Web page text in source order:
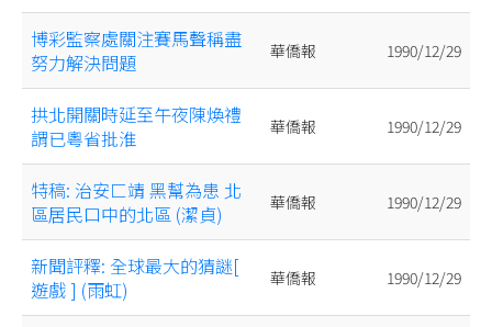
博彩監察處關注賽馬聲稱盡
努力解決問題
華僑報 1990/12/29
拱北開關時延至午夜陳煥禮
謂已粵省批淮
華僑報 1990/12/29
特稿: 治安匚靖 黑幫為患 北
區居民口中的北區 (潔貞)
華僑報 1990/12/29
新聞評釋: 全球最大的猜謎[
遊戲 ] (雨虹)
華僑報 1990/12/29